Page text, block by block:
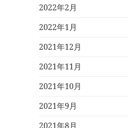
2022年2月
2022年1月
2021年12月
2021年11月
2021年10月
2021年9月
2021年8月